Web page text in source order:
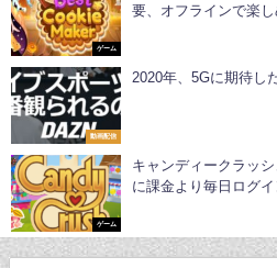
ゲーム
要、オフラインで楽
動画配信
2020年、5Gに期待し
ゲーム
キャンディークラッ
に課金より毎日ログ